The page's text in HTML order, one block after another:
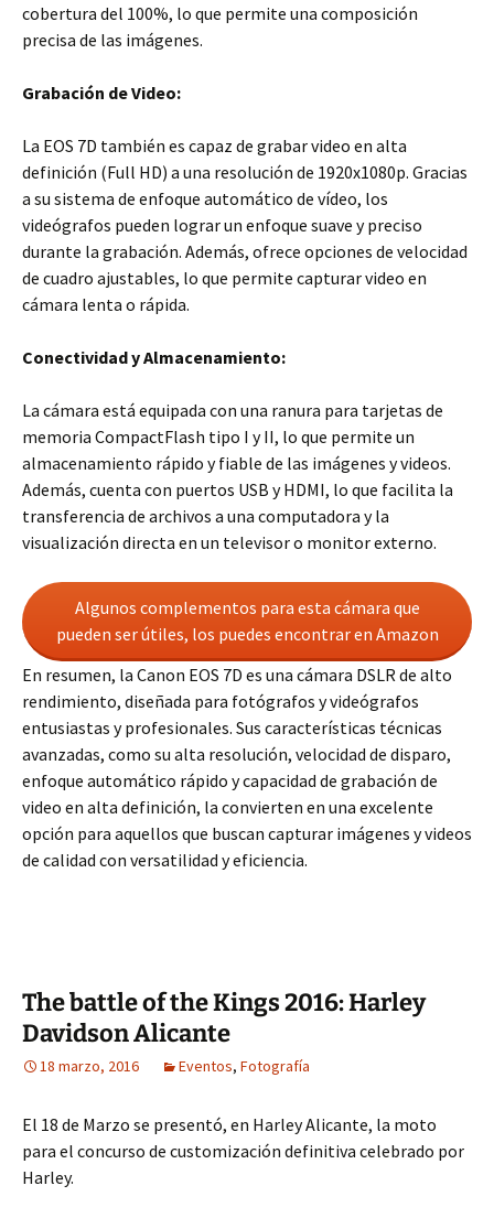
cobertura del 100%, lo que permite una composición
precisa de las imágenes.
Grabación de Video:
La EOS 7D también es capaz de grabar video en alta
definición (Full HD) a una resolución de 1920x1080p. Gracias
a su sistema de enfoque automático de vídeo, los
videógrafos pueden lograr un enfoque suave y preciso
durante la grabación. Además, ofrece opciones de velocidad
de cuadro ajustables, lo que permite capturar video en
cámara lenta o rápida.
Conectividad y Almacenamiento:
La cámara está equipada con una ranura para tarjetas de
memoria CompactFlash tipo I y II, lo que permite un
almacenamiento rápido y fiable de las imágenes y videos.
Además, cuenta con puertos USB y HDMI, lo que facilita la
transferencia de archivos a una computadora y la
visualización directa en un televisor o monitor externo.
Algunos complementos para esta cámara que
pueden ser útiles, los puedes encontrar en Amazon
En resumen, la Canon EOS 7D es una cámara DSLR de alto
rendimiento, diseñada para fotógrafos y videógrafos
entusiastas y profesionales. Sus características técnicas
avanzadas, como su alta resolución, velocidad de disparo,
enfoque automático rápido y capacidad de grabación de
video en alta definición, la convierten en una excelente
opción para aquellos que buscan capturar imágenes y videos
de calidad con versatilidad y eficiencia.
The battle of the Kings 2016: Harley
Davidson Alicante
18 marzo, 2016 Eventos, Fotografía
El 18 de Marzo se presentó, en Harley Alicante, la moto
para el concurso de customización definitiva celebrado por
Harley.